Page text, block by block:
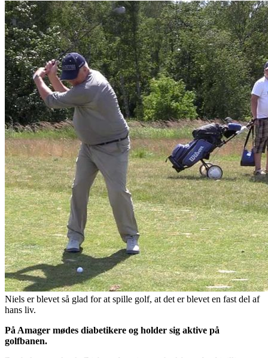
Niels er blevet så glad for at spille golf, at det er blevet en fast del af
hans liv.
På Amager mødes diabetikere og holder sig aktive på
golfbanen.